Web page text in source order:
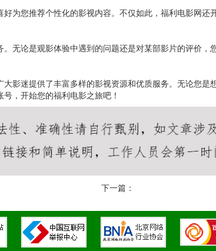
为您推荐个性化的影视内容。不仅如此，福利电影网
无论是观影体验中遇到的问题还是对某部影片的评价
影迷提供了丰富多样的影视资源和优质服务。无论您
，开始您的福利电影之旅吧！
下一篇：